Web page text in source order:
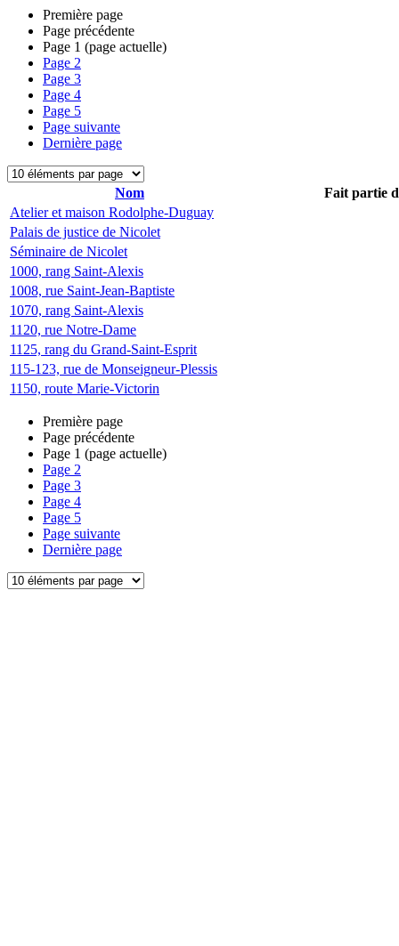
Première page
Page précédente
Page 1 (page actuelle)
Page 2
Page 3
Page 4
Page 5
Page suivante
Dernière page
Nom
Fait partie
Atelier et maison Rodolphe-Duguay
Palais de justice de Nicolet
Séminaire de Nicolet
1000, rang Saint-Alexis
1008, rue Saint-Jean-Baptiste
1070, rang Saint-Alexis
1120, rue Notre-Dame
1125, rang du Grand-Saint-Esprit
115-123, rue de Monseigneur-Plessis
1150, route Marie-Victorin
Première page
Page précédente
Page 1 (page actuelle)
Page 2
Page 3
Page 4
Page 5
Page suivante
Dernière page